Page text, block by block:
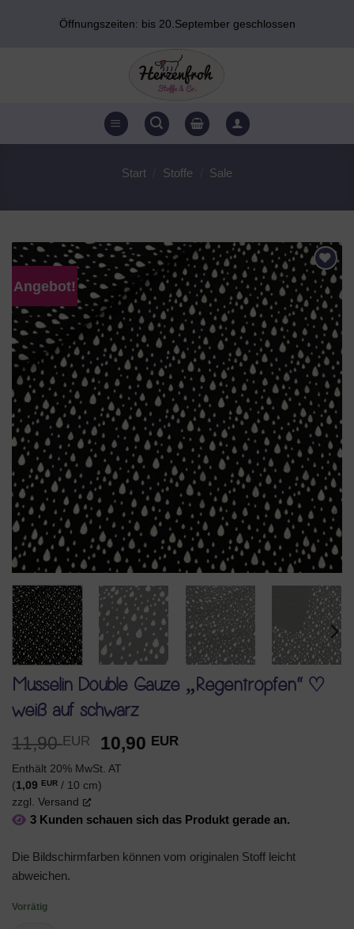
Öffnungszeiten: bis 20.September geschlossen
Start Stoffe Sale
Angebot!
AUF DEN
WUNSCHZETTEL
Musselin Double Gauze „Regentropfen“ ♡
weiß auf schwarz
11,90EUR
Ursprünglicher
Preis
war:
11,90 EUR
10,90 EURAktueller
Enthält 20% MwSt. AT
(1,09 EUR / 10 cm)
zzgl. Versand
3 Kunden schauen sich das Produkt gerade an.
Die Bildschirmfarben können vom originalen Stoff leicht
abweichen.
Vorrätig